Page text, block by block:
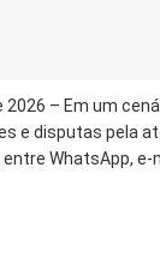
2026 – Em um
e disputas pela
WhatsApp, e-